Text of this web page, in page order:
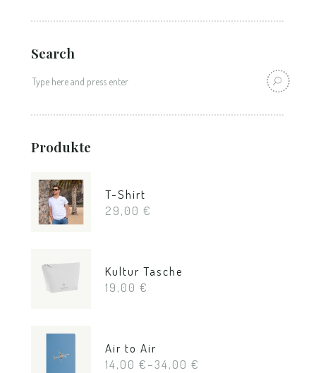
Search
Produkte
T-Shirt
29,00 €
Kultur Tasche
19,00 €
Air to Air
14,00 €–34,00 €